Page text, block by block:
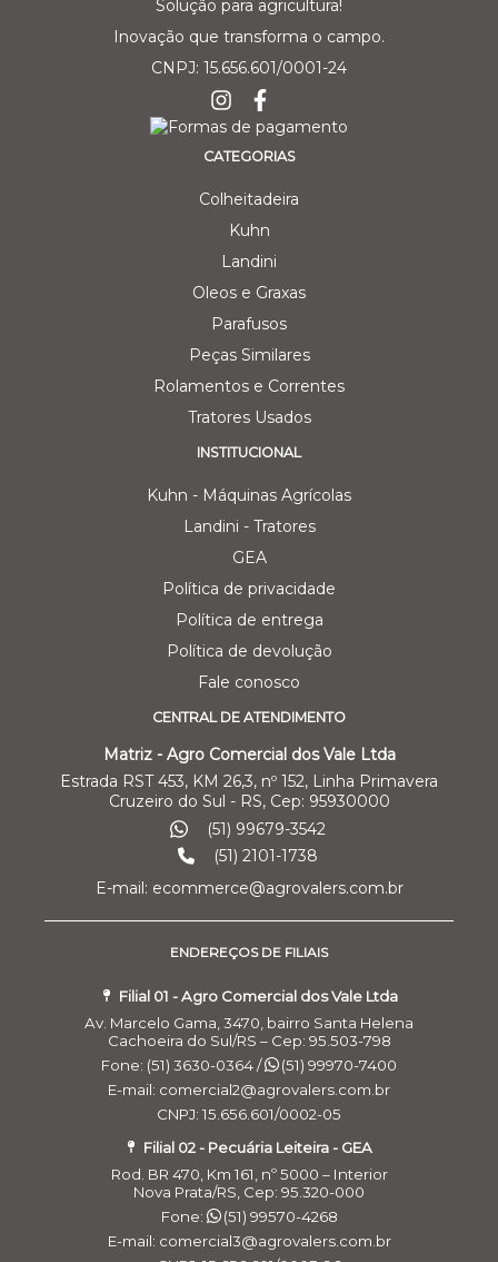
Solução para agricultura!
Inovação que transforma o campo.
CNPJ: 15.656.601/0001-24
CATEGORIAS
Colheitadeira
Kuhn
Landini
Oleos e Graxas
Parafusos
Peças Similares
Rolamentos e Correntes
Tratores Usados
INSTITUCIONAL
Kuhn - Máquinas Agrícolas
Landini - Tratores
GEA
Política de privacidade
Política de entrega
Política de devolução
Fale conosco
CENTRAL DE ATENDIMENTO
Matriz - Agro Comercial dos Vale Ltda
Estrada RST 453, KM 26,3, nº 152, Linha Primavera
Cruzeiro do Sul - RS, Cep: 95930000
(51) 99679-3542
(51) 2101-1738
E-mail: ecommerce@agrovalers.com.br
ENDEREÇOS DE FILIAIS
Filial 01 - Agro Comercial dos Vale Ltda
Av. Marcelo Gama, 3470, bairro Santa Helena
Cachoeira do Sul/RS – Cep: 95.503-798
Fone: (51) 3630-0364 /
(51) 99970-7400
E-mail: comercial2@agrovalers.com.br
CNPJ: 15.656.601/0002-05
Filial 02 - Pecuária Leiteira - GEA
Rod. BR 470, Km 161, nº 5000 – Interior
Nova Prata/RS, Cep: 95.320-000
Fone:
(51) 99570-4268
E-mail: comercial3@agrovalers.com.br